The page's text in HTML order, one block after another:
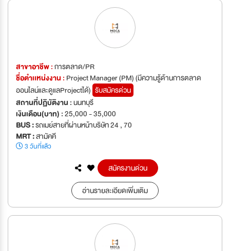
สาขาอาชีพ :การตลาด/PR
ชื่อตำเเหน่งงาน : Project Manager (PM) (มีความรู้ด้านการตลาด
ออนไลน์และดูแลProjectได้) รับสมัครด่วน
สถานที่ปฏิบัติงาน :นนทบุรี
เงินเดือน(บาท) :25,000 - 35,000
BUS :รถเมย์สายที่ผ่านหน้าบริษัท 24 , 70
MRT :สามัคคี
3 วันที่แล้ว
สมัครงานด่วน
อ่านรายละเอียดเพิ่มเติม